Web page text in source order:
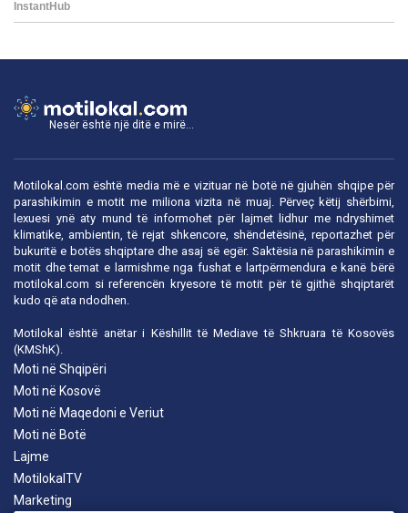
Nesër është një ditë e mirë...
Motilokal.com është media më e vizituar në botë në gjuhën shqipe për
parashikimin e motit me miliona vizita në muaj. Përveç këtij shërbimi,
lexuesi ynë aty mund të informohet për lajmet lidhur me ndryshimet
klimatike, ambientin, të rejat shkencore, shëndetësinë, reportazhet për
bukuritë e botës shqiptare dhe asaj së egër. Saktësia në parashikimin e
motit dhe temat e larmishme nga fushat e lartpërmendura e kanë bërë
motilokal.com si referencën kryesore të motit për të gjithë shqiptarët
kudo që ata ndodhen.
Motilokal është anëtar i Këshillit të Mediave të Shkruara të Kosovës
(KMShK).
Moti në Shqipëri
Moti në Kosovë
Moti në Maqedoni e Veriut
Moti në Botë
Lajme
MotilokalTV
Marketing